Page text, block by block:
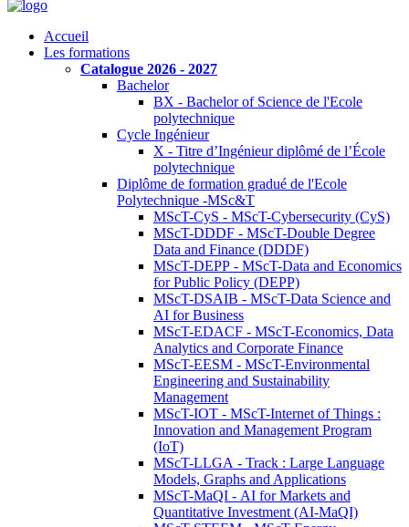
Accueil
Les formations
Catalogue 2026 - 2027
Bachelor
BX - Bachelor of Science de l'Ecole
polytechnique
Cycle Ingénieur
X - Titre d’Ingénieur diplômé de l’École
polytechnique
Diplôme de formation gradué de l'Ecole
Polytechnique -MSc&T
MScT-CyS - MScT-Cybersecurity (CyS)
MScT-DDDF - MScT-Double Degree
Data and Finance (DDDF)
MScT-DEPP - MScT-Data and Economics
for Public Policy (DEPP)
MScT-DSAIB - MScT-Data Science and
AI for Business
MScT-EDACF - MScT-Economics, Data
Analytics and Corporate Finance
MScT-EESM - MScT-Environmental
Engineering and Sustainability
Management
MScT-IOT - MScT-Internet of Things :
Innovation and Management Program
(IoT)
MScT-LLGA - Track : Large Language
Models, Graphs and Applications
MScT-MaQI - AI for Markets and
Quantitative Investment (AI-MaQI)